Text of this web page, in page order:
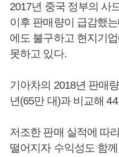
2017년 중국 정부의 사
이후 판매량이 급감했
에도 불구하고 현지기
못하고 있다.
기아차의 2018년 판매
년(65만 대)과 비교해
저조한 판매 실적에 따
떨어지자 수익성도 함